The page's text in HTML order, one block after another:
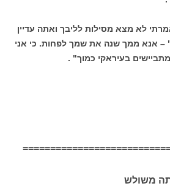
לא מצא מסילות לליבך ואתה עדיין
– אנא ממך שנה את שמך לפחות. כי אני
בעיראקי כמוך" .
משולש